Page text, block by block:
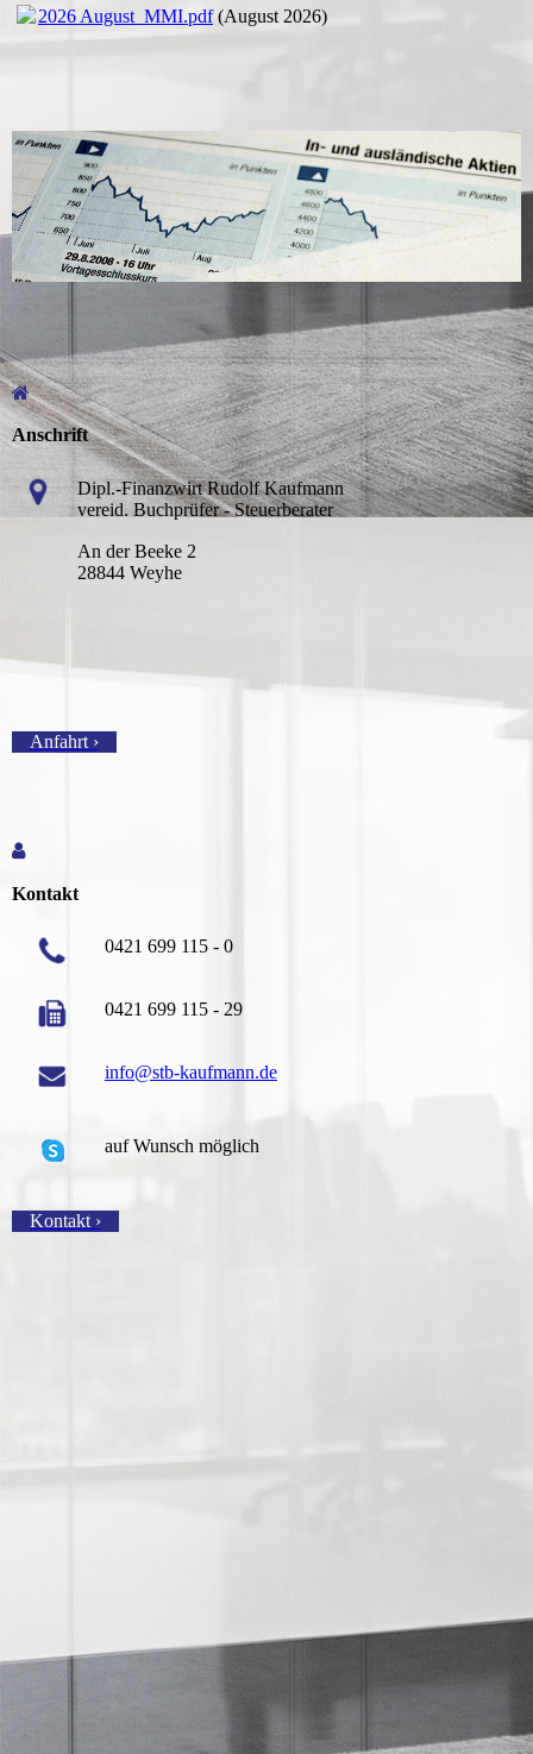
2026 August_MMI.pdf(August 2026)
Anschrift
Dipl.-Finanzwirt Rudolf Kaufmann
vereid. Buchprüfer - Steuerberater
An der Beeke 2
28844 Weyhe
Anfahrt ›
Kontakt
0421 699 115 - 0
0421 699 115 - 29
info@stb-kaufmann.de
auf Wunsch möglich
Kontakt ›